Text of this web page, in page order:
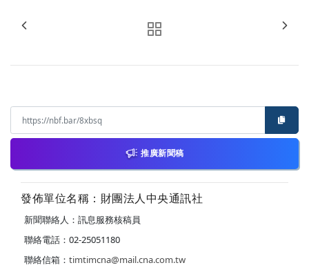
推廣新聞稿
發佈單位名稱：財團法人中央通訊社
新聞聯絡人：訊息服務核稿員
聯絡電話：02-25051180
聯絡信箱： timtimcna@mail.cna.com.tw